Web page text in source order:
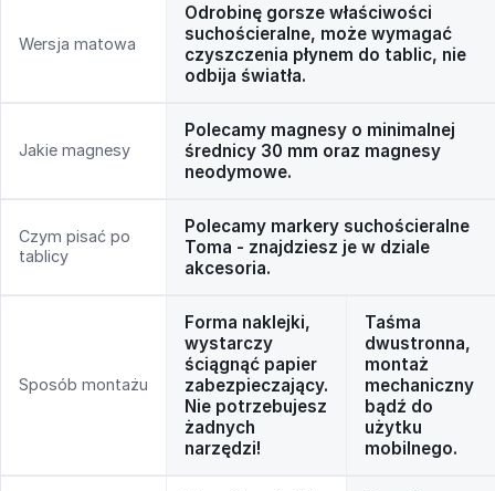
Wersja matowa
Odrobinę gorsze właściwości
suchościeralne, może wymagać
czyszczenia płynem do tablic, nie
odbija światła.
Jakie magnesy
Polecamy magnesy o minimalnej
średnicy 30 mm oraz magnesy
neodymowe.
Czym pisać po
tablicy
Polecamy markery suchościeralne
Toma - znajdziesz je w dziale
akcesoria.
Sposób montażu
Forma naklejki,
wystarczy
ściągnąć papier
zabezpieczający.
Nie potrzebujesz
żadnych
narzędzi!
Taśma
dwustronna,
montaż
mechaniczny
bądź do
użytku
mobilnego.